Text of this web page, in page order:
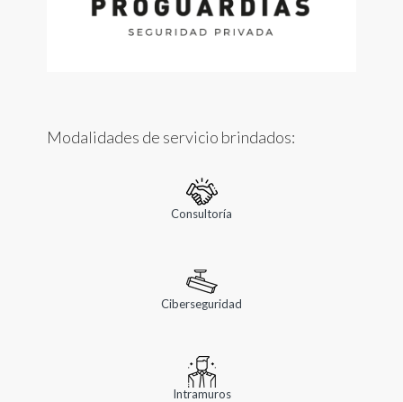
Modalidades de servicio brindados:
Consultoría
Ciberseguridad
Intramuros